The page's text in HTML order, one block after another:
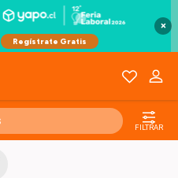
×
FILTRAR